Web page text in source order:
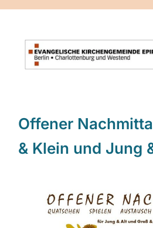
Offener
& Klein und Jung